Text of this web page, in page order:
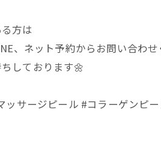
方は
、ネット予約からお問い合わせ
しております🌼
ッサージピール #コラーゲンピ